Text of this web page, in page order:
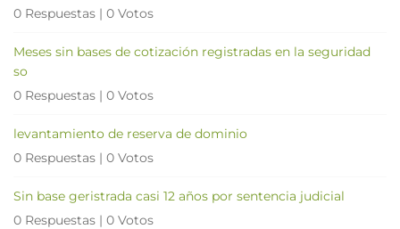
0 Respuestas | 0 Votos
Meses sin bases de cotización registradas en la seguridad
so
0 Respuestas | 0 Votos
levantamiento de reserva de dominio
0 Respuestas | 0 Votos
Sin base geristrada casi 12 años por sentencia judicial
0 Respuestas | 0 Votos